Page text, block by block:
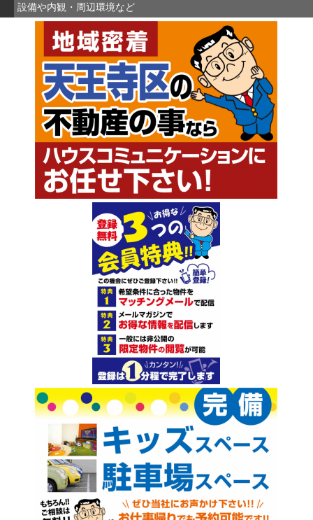
設備や内観・周辺環境など